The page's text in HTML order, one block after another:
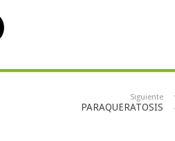
Siguiente
PARAQUERATOSIS